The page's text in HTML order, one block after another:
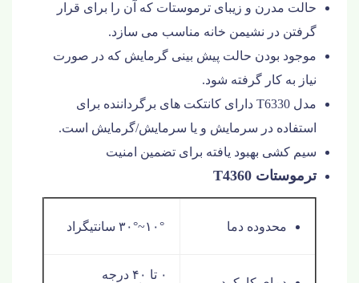
حالت مدرن و زیبای ترموستات که آن را برای قرار
گرفتن در نشیمن خانه مناسب می سازد.
موجود بودن حالت پیش بینی گرمایش که در صورت
نیاز به کار گرفته شود.
مدل T6330 دارای کانتکت های برگرداننده برای
استفاده در سرمایش و یا سرمایش/گرمایش است.
سیم کشی بهبود یافته برای تضمین امنیت
ترموستات T4360
محدوده دما
۰ تا ۴۰ درجه